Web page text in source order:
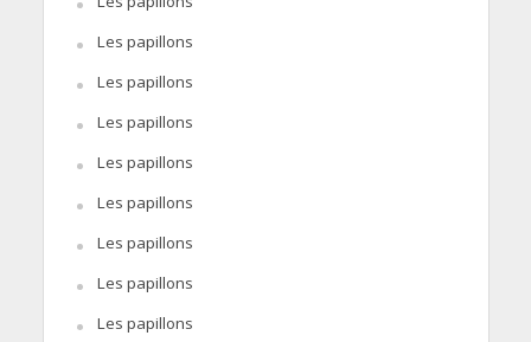
Les papillons
Les papillons
Les papillons
Les papillons
Les papillons
Les papillons
Les papillons
Les papillons